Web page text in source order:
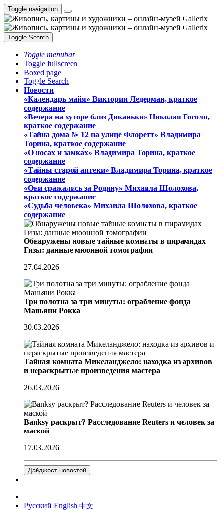
Toggle navigation
Toggle Search
Toggle menubar
Toggle fullscreen
Boxed page
Toggle Search
Новости
«Календарь майя» Виктории Ледерман, краткое
содержание
«Вечера на хуторе близ Диканьки» Николая Гоголя,
краткое содержание
«Тайна дома № 12 на улице Флоретт» Владимира
Торина, краткое содержание
«О носах и замка́х» Владимира Торина, краткое
содержание
«Тайны старой аптеки» Владимира Торина, краткое
содержание
«Они сражались за Родину» Михаила Шолохова,
краткое содержание
«Судьба человека» Михаила Шолохова, краткое
содержание
Обнаружены новые тайные комнаты в пирамидах
Гизы: данные мюонной томографии
27.04.2026
Три полотна за три минуты: ограбление фонда
Маньяни Рокка
30.03.2026
Тайная комната Микеланджело: находка из архивов
и нераскрытые произведения мастера
26.03.2026
Banksy раскрыт? Расследование Reuters и человек за
маской
17.03.2026
Дайджест новостей
Русский English 中文